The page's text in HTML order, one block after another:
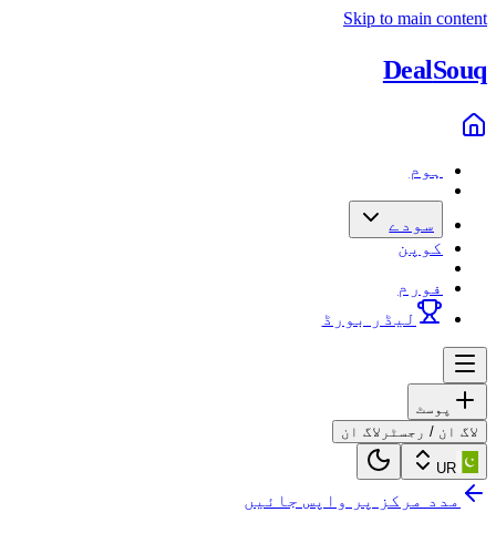
Skip to main content
DealSouq
ہوم
سودے
کوپن
فورم
لیڈر بورڈ
پوسٹ
لاگ ان / رجسٹر لاگ ان
UR
مدد مرکز پر واپس جائیں